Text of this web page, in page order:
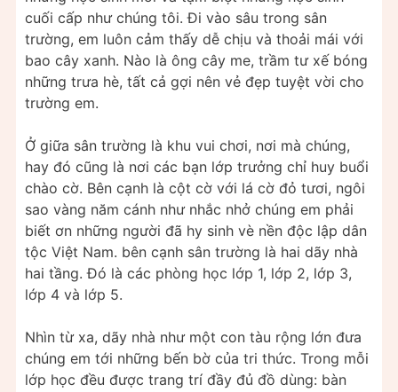
cuối cấp như chúng tôi. Đi vào sâu trong sân
trường, em luôn cảm thấy dễ chịu và thoải mái với
bao cây xanh. Nào là ông cây me, trầm tư xế bóng
những trưa hè, tất cả gợi nên vẻ đẹp tuyệt vời cho
trường em.
Ở giữa sân trường là khu vui chơi, nơi mà chúng,
hay đó cũng là nơi các bạn lớp trưởng chỉ huy buổi
chào cờ. Bên cạnh là cột cờ với lá cờ đỏ tươi, ngôi
sao vàng năm cánh như nhắc nhở chúng em phải
biết ơn những người đã hy sinh vè nền độc lập dân
tộc Việt Nam. bên cạnh sân trường là hai dãy nhà
hai tầng. Đó là các phòng học lớp 1, lớp 2, lớp 3,
lớp 4 và lớp 5.
Nhìn từ xa, dãy nhà như một con tàu rộng lớn đưa
chúng em tới những bến bờ của tri thức. Trong mỗi
lớp học đều được trang trí đầy đủ đồ dùng: bàn